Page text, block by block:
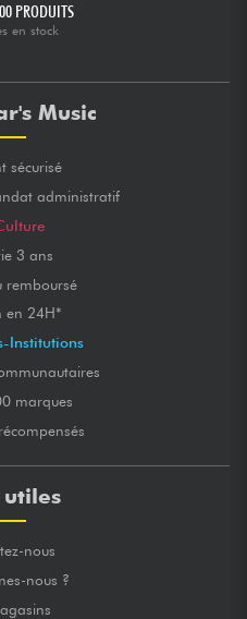
PRODUITS
en stock
Music
sécurisé
administratif
3 ans
remboursé
en 24H*
Institutions
marques
nous
nous ?